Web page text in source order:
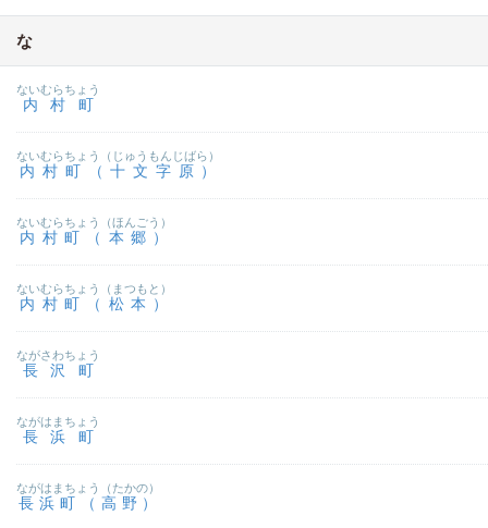
な
内村町
ないむらちょう
内村町（十文字原）
ないむらちょう（じゅうもんじばら）
内村町（本郷）
ないむらちょう（ほんごう）
内村町（松本）
ないむらちょう（まつもと）
長沢町
ながさわちょう
長浜町
ながはまちょう
長浜町（高野）
ながはまちょう（たかの）